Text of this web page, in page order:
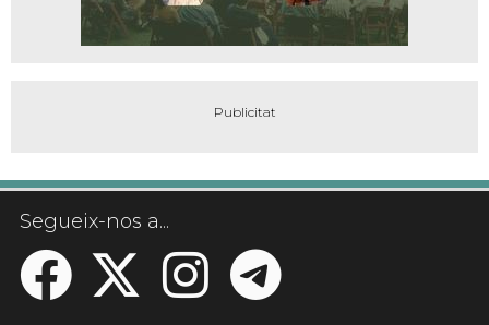
Segueix-nos a...